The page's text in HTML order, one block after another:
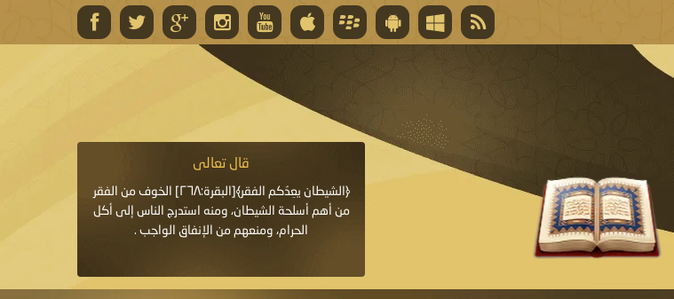
قال تعالى
المغفرة لأنها أغلى جائزة، وهي مفتاح باب العطايا التي
قال تعالى
﴿الشيطان يعِدُكم الفقر﴾[البقرة:٢٦٨] الخوف من الفقر
من أهم أسلحة الشيطان، ومنه استدرج الناس إلى أكل
الحرام، ومنعهم من الإنفاق الواجب .